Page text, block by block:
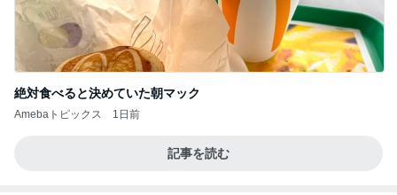
絶対食べると決めていた朝マック
Amebaトピックス 1日前
記事を読む